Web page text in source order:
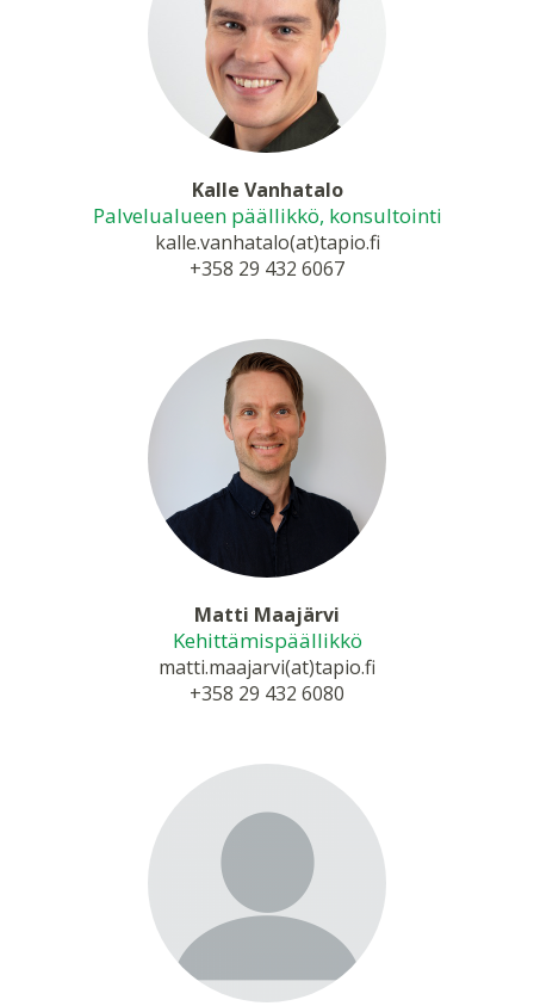
Kalle Vanhatalo
Palvelualueen päällikkö, konsultointi
kalle.vanhatalo(at)tapio.fi
+358 29 432 6067
Matti Maajärvi
Kehittämispäällikkö
matti.maajarvi(at)tapio.fi
+358 29 432 6080